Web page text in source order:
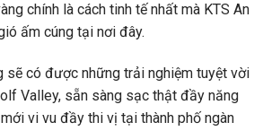
chính là cách tinh tế nhất mà KTS An
ấm cúng tại nơi đây.
sẽ có được những trải nghiệm tuyệt vời
Valley, sẵn sàng sạc thật đầy năng
vi vu đầy thi vị tại thành phố ngàn